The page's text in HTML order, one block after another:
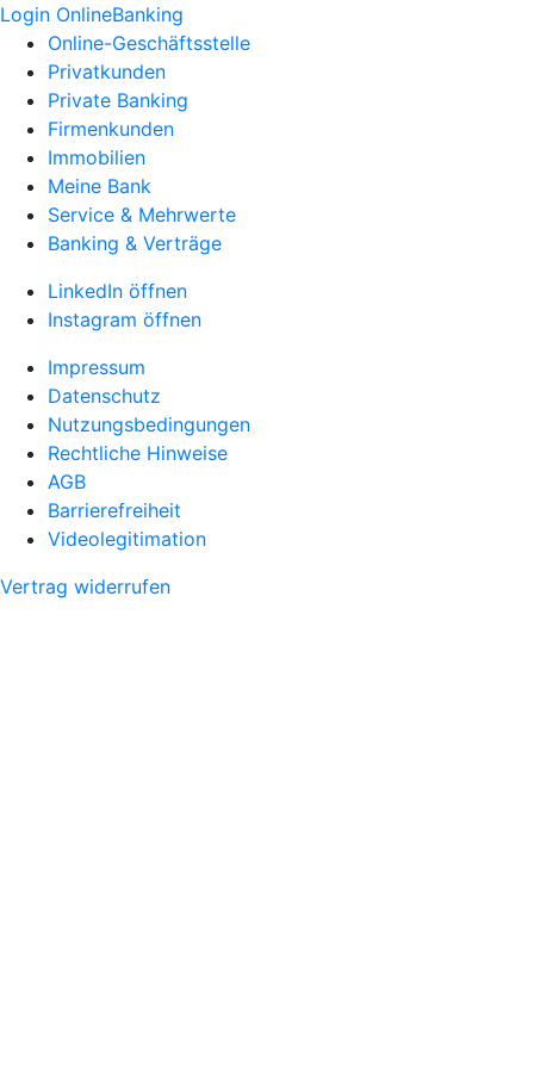
Login OnlineBanking
Online-Geschäftsstelle
Privatkunden
Private Banking
Firmenkunden
Immobilien
Meine Bank
Service & Mehrwerte
Banking & Verträge
LinkedIn öffnen
Instagram öffnen
Impressum
Datenschutz
Nutzungsbedingungen
Rechtliche Hinweise
AGB
Barrierefreiheit
Videolegitimation
Vertrag widerrufen